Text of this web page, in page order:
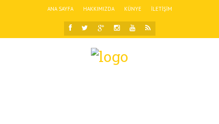
ANA SAYFA HAKKIMIZDA KÜNYE İLETIŞIM